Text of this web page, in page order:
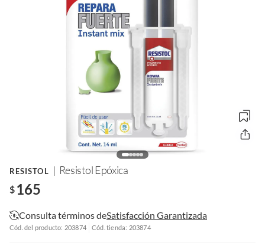
RESISTOL Resistol Epóxica
$ 165
Consulta términos deSatisfacción Garantizada
Cód. del producto: 203874 Cód. tienda: 203874